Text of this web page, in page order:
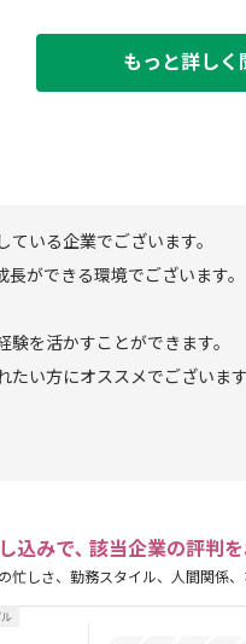
もっと詳しく
いる企業でございます。
ができる環境でございます。
を活かすことができます。
い方にオススメでございます
込みで､ 該当企業の評判
忙しさ、勤務スタイル、人間関係